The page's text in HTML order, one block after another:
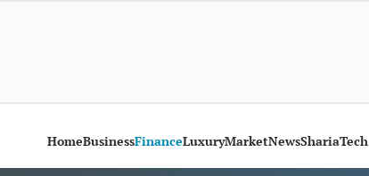
HomeBusinessFinanceLuxuryMarketNewsShariaTech